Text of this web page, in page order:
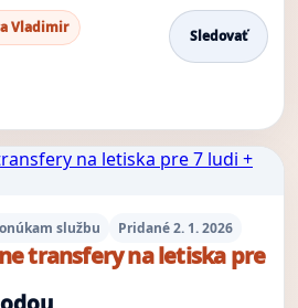
Vladimir Sledovať
službu Pridané 2. 1. 2026
transfery na letiska pre